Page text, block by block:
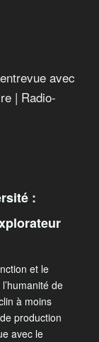
avec
| Radio-
:
et le
de
à moins
production
avec le